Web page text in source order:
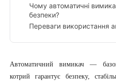
Чому автоматичні
безпеки?
Переваги використання
Автоматичний вимикач —
котрий гарантує безпеку,